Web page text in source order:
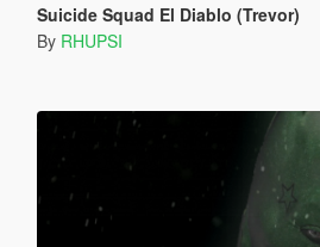
Suicide Squad El Diablo (Trevor)
By RHUPSI